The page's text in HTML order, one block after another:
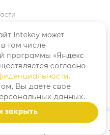
данных №1
данных №2
Intekey может
том числе
программы «Яндекс
согласно
.
Вы даёте своё
данных.
закрыть